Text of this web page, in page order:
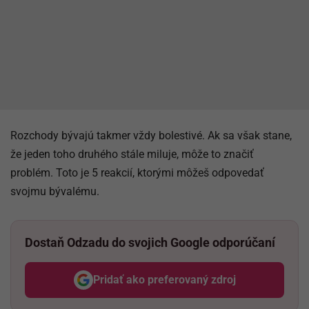
Rozchody bývajú takmer vždy bolestivé. Ak sa však stane,
že jeden toho druhého stále miluje, môže to značiť
problém. Toto je 5 reakcií, ktorými môžeš odpovedať
svojmu bývalému.
Dostaň Odzadu do svojich Google odporúčaní
Pridať ako preferovaný zdroj
Odzadu, odkaz sa otvorí v